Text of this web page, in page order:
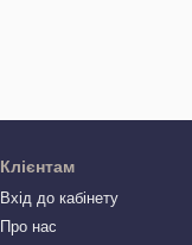
Клієнтам
Вхід до кабінету
Про нас